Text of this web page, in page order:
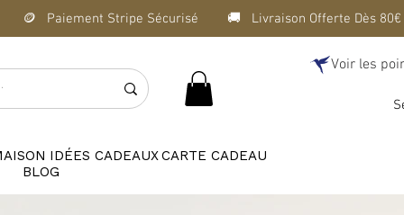
Voir les
IDÉES CADEAUXCARTE CADEAU
BLOG